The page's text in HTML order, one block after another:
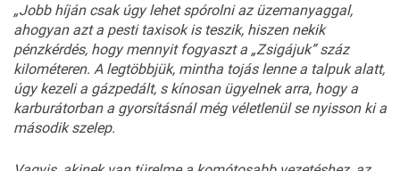
„Jobb híján csakúgylehetspórolniaz üzemanyaggal,
ahogyan azta pesti taxisokis teszik, hiszen nekik
pénzkérdés, hogymennyit fogyaszta „Zsigájuk”száz
kilométeren. A legtöbbjük, mintha tojás lennea talpukalatt,
úgykezelia gázpedált, s kínosan ügyelnekarra, hogya
karburátorban a gyorsításnálmég véletlenülsenyisson kia
másodikszelep.